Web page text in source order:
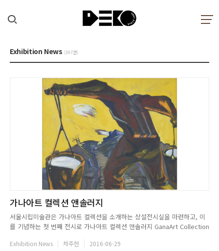
Exhibition News (397건)
가나아트 컬렉션 앤솔러지
서울시립미술관은 가나아트 컬렉션을 소개하는 상설전시실을 마련하고, 이
를 기념하는 첫 번째 전시로 가나아트 컬렉션 앤솔러지 GanaArt Collection
이번 전시는 가나아트 컬렉션 총 200점 중에서 선별한 24명 작가의 민중미
Exhibition News 차주헌 2016-06-29